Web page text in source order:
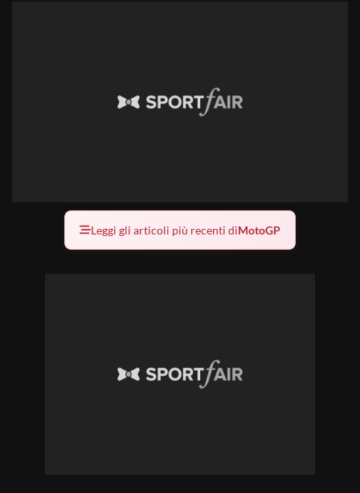
Leggi gli articoli più recenti diMotoGP